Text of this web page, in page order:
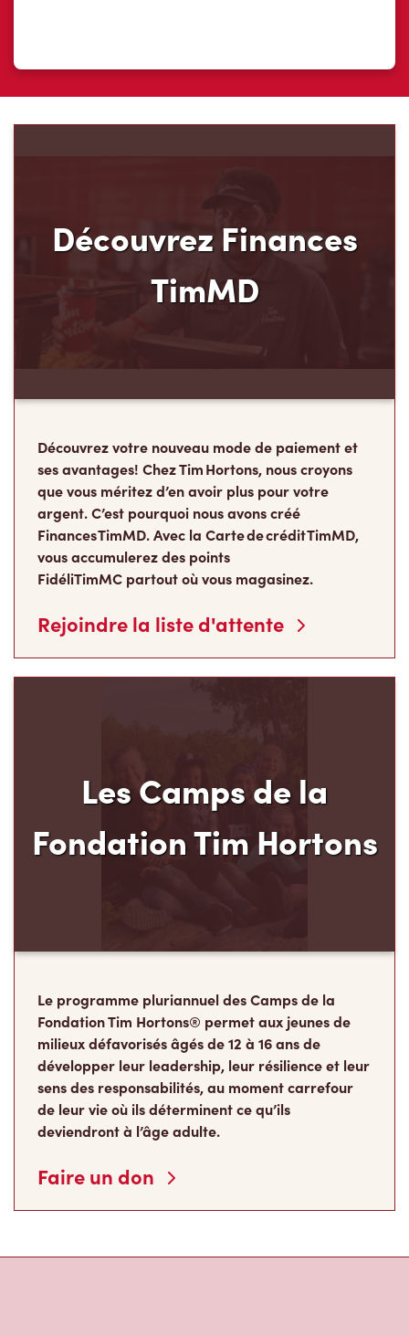
Découvrez Finances
TimMD
Découvrez votre nouveau mode de paiement et
ses avantages! Chez Tim Hortons, nous croyons
que vous méritez d’en avoir plus pour votre
argent. C’est pourquoi nous avons créé
Finances TimMD. Avec la Carte de crédit TimMD,
vous accumulerez des points
FidéliTimMC partout où vous magasinez.
Rejoindre la liste d'attente
Les Camps de la
Fondation Tim Hortons
Le programme pluriannuel des Camps de la
Fondation Tim Hortons® permet aux jeunes de
milieux défavorisés âgés de 12 à 16 ans de
développer leur leadership, leur résilience et leur
sens des responsabilités, au moment carrefour
de leur vie où ils déterminent ce qu’ils
deviendront à l’âge adulte.
Faire un don